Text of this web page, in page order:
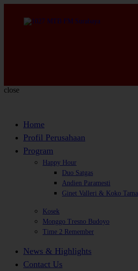
close
Home
Profil Perusahaan
Program
Happy Hour
Duo Satgas
Andien Paramesti
Ginet Valleri & Koko Tama
Kosek
Monggo Tresno Budoyo
Time 2 Remember
News & Highlights
Contact Us